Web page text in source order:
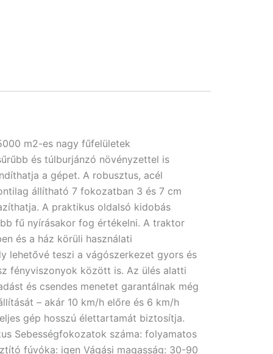
m2-es nagy fűfelületek
és túlburjánzó növényzettel is
a gépet. A robusztus, acél
állítható 7 fokozatban 3 és 7 cm
A praktikus oldalsó kidobás
fű nyírásakor fog értékelni. A traktor
és a ház körüli használati
lehetővé teszi a vágószerkezet gyors és
fényviszonyok között is. Az ülés alatti
és csendes menetet garantálnak még
– akár 10 km/h előre és 6 km/h
gép hosszú élettartamát biztosítja.
Sebességfokozatok száma: folyamatos
fúvóka: igen Vágási magasság: 30-90